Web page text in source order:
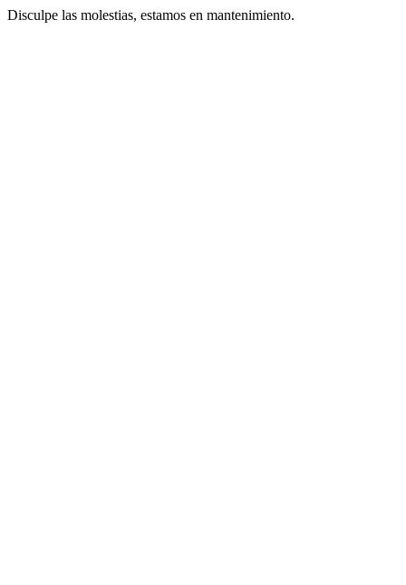
Disculpe las molestias, estamos en mantenimiento.